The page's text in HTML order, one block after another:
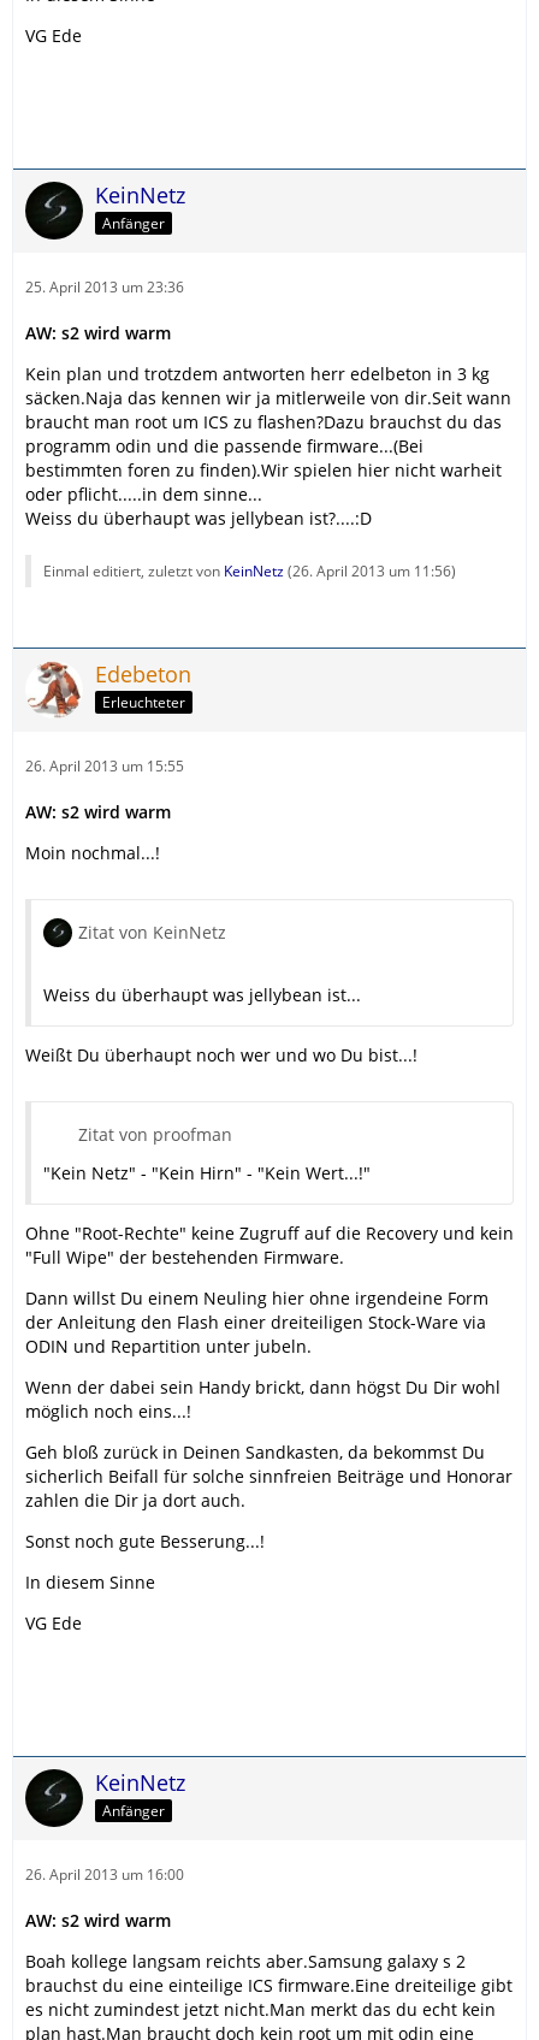
VG Ede
KeinNetz
Anfänger
25. April 2013 um 23:36
AW: s2 wird warm
Kein plan und trotzdem antworten herr edelbeton in 3 kg
säcken.Naja das kennen wir ja mitlerweile von dir.Seit wann
braucht man root um ICS zu flashen?Dazu brauchst du das
programm odin und die passende firmware...(Bei
bestimmten foren zu finden).Wir spielen hier nicht warheit
oder pflicht.....in dem sinne...
Weiss du überhaupt was jellybean ist?....:D
Einmal editiert, zuletzt von KeinNetz(26. April 2013 um 11:56)
Edebeton
Erleuchteter
26. April 2013 um 15:55
AW: s2 wird warm
Moin nochmal...!
Zitat von KeinNetz
Weiss du überhaupt was jellybean ist...
Weißt Du überhaupt noch wer und wo Du bist...!
Zitat von proofman
"Kein Netz" - "Kein Hirn" - "Kein Wert...!"
Ohne "Root-Rechte" keine Zugruff auf die Recovery und kein
"Full Wipe" der bestehenden Firmware.
Dann willst Du einem Neuling hier ohne irgendeine Form
der Anleitung den Flash einer dreiteiligen Stock-Ware via
ODIN und Repartition unter jubeln.
Wenn der dabei sein Handy brickt, dann högst Du Dir wohl
möglich noch eins...!
Geh bloß zurück in Deinen Sandkasten, da bekommst Du
sicherlich Beifall für solche sinnfreien Beiträge und Honorar
zahlen die Dir ja dort auch.
Sonst noch gute Besserung...!
In diesem Sinne
VG Ede
KeinNetz
Anfänger
26. April 2013 um 16:00
AW: s2 wird warm
Boah kollege langsam reichts aber.Samsung galaxy s 2
brauchst du eine einteilige ICS firmware.Eine dreiteilige gibt
es nicht zumindest jetzt nicht.Man merkt das du echt kein
plan hast.Man braucht doch kein root um mit odin eine